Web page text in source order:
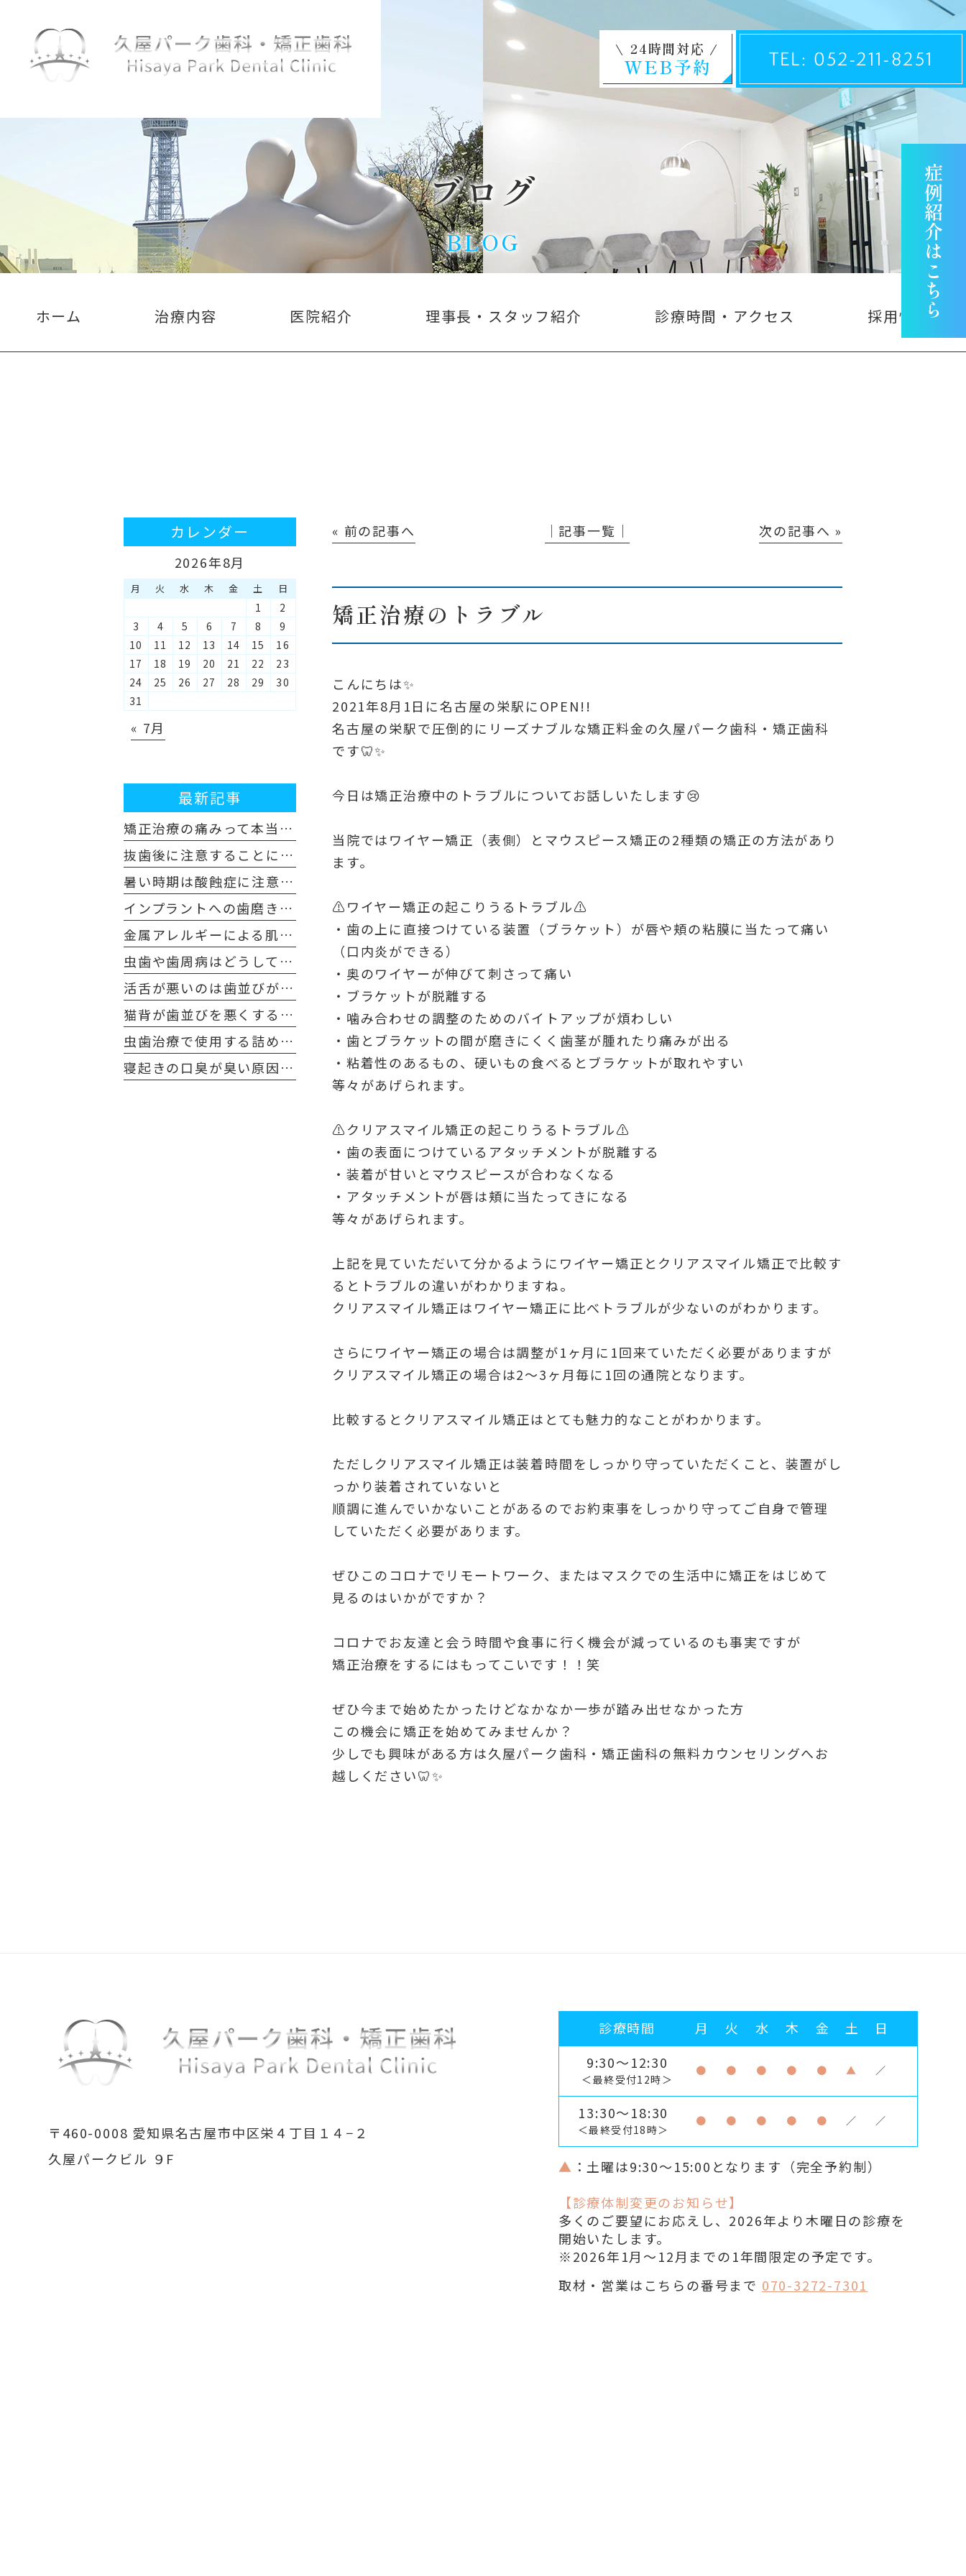
24時間対応
WEB予約 TEL: 052-211-8251
ブログ
BLOG
ホーム 治療内容 医院紹介 理事長・スタッフ紹介 診療時間・アクセス 採用情報
« 前の記事へ │記事一覧│ 次の記事へ »
矯正治療のトラブル
こんにちは✨
2021年8月1日に名古屋の栄駅にOPEN!!
名古屋の栄駅で圧倒的にリーズナブルな矯正料金の久屋パーク歯科・矯正歯科
です🦷✨
今日は矯正治療中のトラブルについてお話しいたします😢
当院ではワイヤー矯正（表側）とマウスピース矯正の2種類の矯正の方法があり
ます。
⚠️ワイヤー矯正の起こりうるトラブル⚠️
・歯の上に直接つけている装置（ブラケット）が唇や頬の粘膜に当たって痛い
（口内炎ができる）
・奥のワイヤーが伸びて刺さって痛い
・ブラケットが脱離する
・噛み合わせの調整のためのバイトアップが煩わしい
・歯とブラケットの間が磨きにくく歯茎が腫れたり痛みが出る
・粘着性のあるもの、硬いもの食べるとブラケットが取れやすい
等々があげられます。
⚠️クリアスマイル矯正の起こりうるトラブル⚠️
・歯の表面につけているアタッチメントが脱離する
・装着が甘いとマウスピースが合わなくなる
・アタッチメントが唇は頬に当たってきになる
等々があげられます。
上記を見ていただいて分かるようにワイヤー矯正とクリアスマイル矯正で比較す
るとトラブルの違いがわかりますね。
クリアスマイル矯正はワイヤー矯正に比べトラブルが少ないのがわかります。
さらにワイヤー矯正の場合は調整が1ヶ月に1回来ていただく必要がありますが
クリアスマイル矯正の場合は2〜3ヶ月毎に1回の通院となります。
比較するとクリアスマイル矯正はとても魅力的なことがわかります。
ただしクリアスマイル矯正は装着時間をしっかり守っていただくこと、装置がし
っかり装着されていないと
順調に進んでいかないことがあるのでお約束事をしっかり守ってご自身で管理
していただく必要があります。
ぜひこのコロナでリモートワーク、またはマスクでの生活中に矯正をはじめて
見るのはいかがですか？
コロナでお友達と会う時間や食事に行く機会が減っているのも事実ですが
矯正治療をするにはもってこいです！！笑
ぜひ今まで始めたかったけどなかなか一歩が踏み出せなかった方
この機会に矯正を始めてみませんか？
少しでも興味がある方は久屋パーク歯科・矯正歯科の無料カウンセリングへお
越しください🦷✨
カレンダー
2026年8月
月 火 水 木 金 土 日
1
2
3
4 5 6 7 8
9
10
11 12 13 14 15
16
17
18 19 20 21 22
23
24
25 26 27 28 29
30
31
« 7月
最新記事
矯正治療の痛みって本当にあるの？歯科医師が解説！体験談も交えてご紹介します
抜歯後に注意することについて
暑い時期は酸蝕症に注意しましょう！
インプラントへの歯磨き粉はどんなものを使えばいいの？
金属アレルギーによる肌荒れや舌の痛みを感じた場合は注意が必要です
虫歯や歯周病はどうして早めの受診が必要なのか
活舌が悪いのは歯並びが原因？
猫背が歯並びを悪くする原因に！？
虫歯治療で使用する詰め物や被せ物の寿命とケア方法
寝起きの口臭が臭い原因と解決方法
〒460-0008 愛知県名古屋市中区栄４丁目１４−２
久屋パークビル ９F
診療時間 月 火 水 木 金 土
日
9:30～12:30
＜最終受付12時＞
● ● ● ● ● ▲ ／
13:30～18:30
＜最終受付18時＞
● ● ● ● ● ／ ／
▲ ：土曜は9:30～15:00となります（完全予約制）
【診療体制変更のお知らせ】
多くのご要望にお応えし、2026年より木曜日の診療を
開始いたします。
※2026年1月〜12月までの1年間限定の予定です。
取材・営業はこちらの番号まで 070-3272-7301